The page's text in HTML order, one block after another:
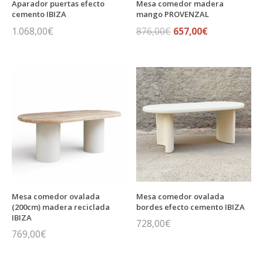
Aparador puertas efecto
cemento IBIZA
1.068,00€
Mesa comedor madera
mango PROVENZAL
876,00€ El
era:
876,00€.
657,00€El
es:
657,00€.
Mesa comedor ovalada
(200cm) madera reciclada
IBIZA
769,00€
Mesa comedor ovalada
bordes efecto cemento IBIZA
728,00€